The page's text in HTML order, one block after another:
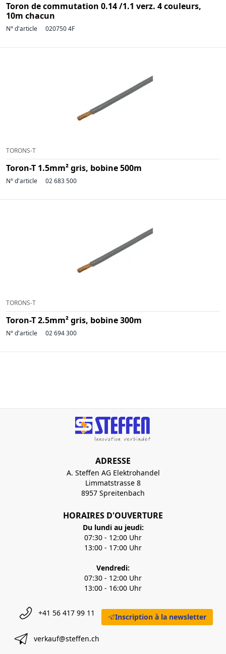
Toron de commutation 0.14 /1.1 verz. 4 couleurs,
10m chacun
N° d'article 020750 4F
TORONS-T
Toron-T 1.5mm² gris, bobine 500m
N° d'article 02 683 500
TORONS-T
Toron-T 2.5mm² gris, bobine 300m
N° d'article 02 694 300
ADRESSE
A. Steffen AG Elektrohandel
Limmatstrasse 8
8957 Spreitenbach
HORAIRES D'OUVERTURE
Du lundi au jeudi:
07:30 - 12:00 Uhr
13:00 - 17:00 Uhr
Vendredi:
07:30 - 12:00 Uhr
13:00 - 16:00 Uhr
+41 56 417 99 11
verkauf@steffen.ch
Inscription à la newsletter